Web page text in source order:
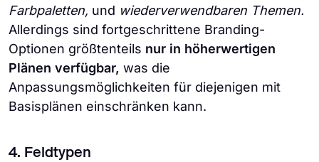
Farbpaletten, und wiederverwendbaren Themen.
Allerdings sind fortgeschrittene Branding-
Optionen größtenteils nur in höherwertigen
Plänen verfügbar, was die
Anpassungsmöglichkeiten für diejenigen mit
Basisplänen einschränken kann.
4. Feldtypen